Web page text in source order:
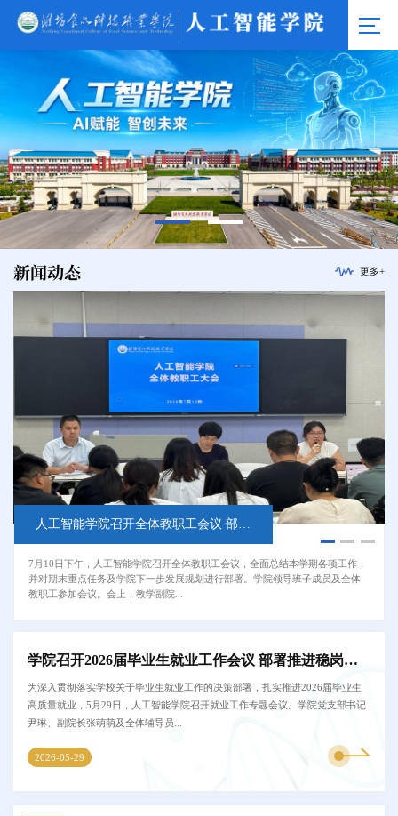
新闻动态 更多+
人工智能学院召开全体教职工会议 部署期末重点工作与学院发展规划
7月10日下午，人工智能学院召开全体教职工会议，全面总结本学期各项工作，
并对期末重点任务及学院下一步发展规划进行部署。学院领导班子成员及全体
教职工参加会议。会上，教学副院...
七一践初心 赋能乡村振兴｜人工智能学院党支部赴安丘农谷开展主题党日研学活动
为热烈庆祝中国共产党成立105周年，深入学习贯彻习近平总书记在山东考察时
关于推进农业农村现代化、全面推进乡村振兴的重要讲话精神，6月30日下午，
人工智能学院党支部组织全体党...
以赛促教强素养 数字竞技促成长——人工智能学院协办2026年全国大学生数字技能应用大赛初赛
为深入贯彻国家数字经济发展战略，全面落实“数字中国”建设部署，持续推进产
教融合与教学改革，近日，人工智能学院协办了2026年全国大学生数字技能应
用大赛“第九届计算机技能应...
学院召开2026届毕业生就业工作会议 部署推进稳岗促就业工作
为深入贯彻落实学校关于毕业生就业工作的决策部署，扎实推进2026届毕业生
高质量就业，5月29日，人工智能学院召开就业工作专题会议。学院党支部书记
尹琳、副院长张萌萌及全体辅导员...
2026-05-29